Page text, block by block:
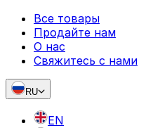
Все товары
Продайте нам
О нас
Свяжитесь с нами
RU
EN